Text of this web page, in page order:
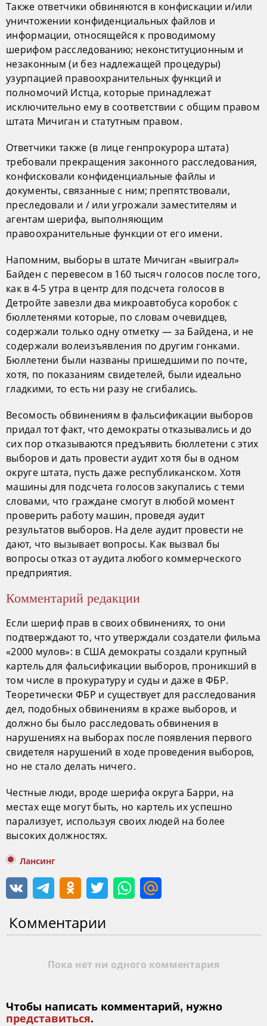
Также ответчики обвиняются в конфискации и/или
уничтожении конфиденциальных файлов и
информации, относящейся к проводимому
шерифом расследованию; неконституционным и
незаконным (и без надлежащей процедуры)
узурпацией правоохранительных функций и
полномочий Истца, которые принадлежат
исключительно ему в соответствии с общим правом
штата Мичиган и статутным правом.
Ответчики также (в лице генпрокурора штата)
требовали прекращения законного расследования,
конфисковали конфиденциальные файлы и
документы, связанные с ним; препятствовали,
преследовали и / или угрожали заместителям и
агентам шерифа, выполняющим
правоохранительные функции от его имени.
Напомним, выборы в штате Мичиган «выиграл»
Байден с перевесом в 160 тысяч голосов после того,
как в 4-5 утра в центр для подсчета голосов в
Детройте завезли два микроавтобуса коробок с
бюллетенями которые, по словам очевидцев,
содержали только одну отметку — за Байдена, и не
содержали волеизъявления по другим гонками.
Бюллетени были названы пришедшими по почте,
хотя, по показаниям свидетелей, были идеально
гладкими, то есть ни разу не сгибались.
Весомость обвинениям в фальсификации выборов
придал тот факт, что демократы отказывались и до
сих пор отказываются предъявить бюллетени с этих
выборов и дать провести аудит хотя бы в одном
округе штата, пусть даже республиканском. Хотя
машины для подсчета голосов закупались с теми
словами, что граждане смогут в любой момент
проверить работу машин, проведя аудит
результатов выборов. На деле аудит провести не
дают, что вызывает вопросы. Как вызвал бы
вопросы отказ от аудита любого коммерческого
предприятия.
Комментарий редакции
Если шериф прав в своих обвинениях, то они
подтверждают то, что утверждали создатели фильма
«2000 мулов»: в США демократы создали крупный
картель для фальсификации выборов, проникший в
том числе в прокуратуру и суды и даже в ФБР.
Теоретически ФБР и существует для расследования
дел, подобных обвинениям в краже выборов, и
должно бы было расследовать обвинения в
нарушениях на выборах после появления первого
свидетеля нарушений в ходе проведения выборов,
но не стало делать ничего.
Честные люди, вроде шерифа округа Барри, на
местах еще могут быть, но картель их успешно
парализует, используя своих людей на более
высоких должностях.
Лансинг
Комментарии
Пока нет ни одного комментария
Чтобы написать комментарий, нужно
представиться.